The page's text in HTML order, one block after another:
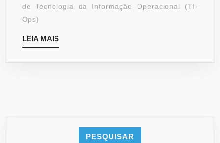
de Tecnologia da Informação Operacional (TI-
Ops)
LEIA MAISLEIA
MAIS
PESQUISAR